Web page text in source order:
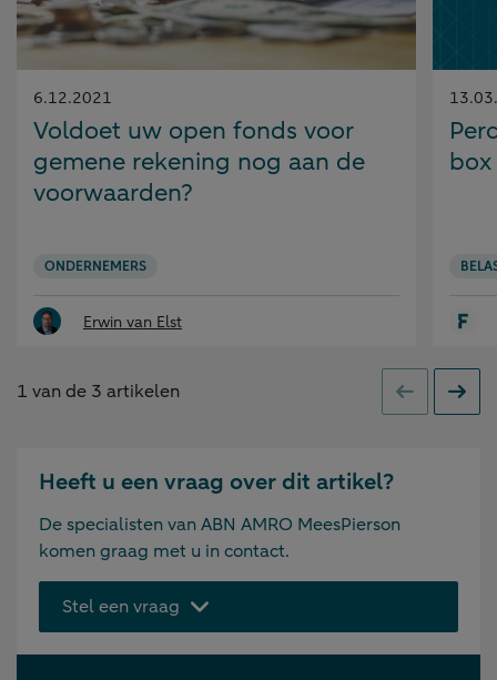
Gepubliceerd
op:
6.12.2021
Voldoet uw open fonds voor
gemene rekening nog aan de
voorwaarden?
ONDERNEMERS
Erwin van Elst
op:
1 van de 3 artikelen Vorige
Heeft u een vraag over dit artikel?
De specialisten van ABN AMRO MeesPierson
komen graag met u in contact.
Stel een vraag